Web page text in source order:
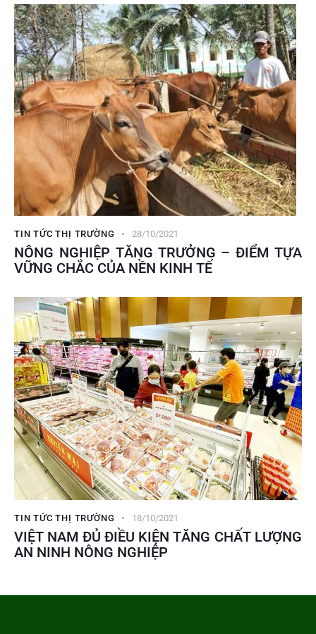
TIN TỨC THỊ TRƯỜNG 28/10/2021
NÔNG NGHIỆP TĂNG TRƯỞNG – ĐIỂM TỰA
VỮNG CHẮC CỦA NỀN KINH TẾ
TIN TỨC THỊ TRƯỜNG 18/10/2021
VIỆT NAM ĐỦ ĐIỀU KIỆN TĂNG CHẤT LƯỢNG
AN NINH NÔNG NGHIỆP